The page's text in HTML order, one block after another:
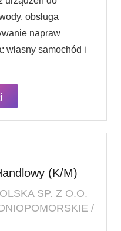
obsługa
napraw
własny samochód i
(K/M)
SP. Z O.O.
/